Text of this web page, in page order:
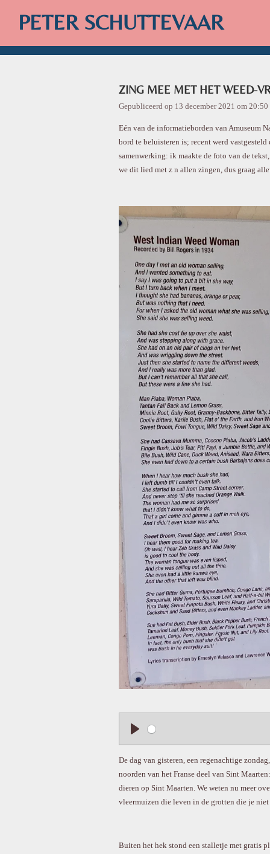
direct
de
PETER SCHUTTEVAAR
ZING MEE MET HET WEED-
Gepubliceerd op 13 december 2021 om 20:50
Eén van de informatieborden van Amuseum
bord te beluisteren is; recent werd
samenwerking: ik maakte de foto van de
we dit lied met z n allen zingen, dus graag
a
De dag van gisteren, een regenachtige
noorden van het Franse deel van Sint
dieren op Sint Maarten. We weten nu meer
vleermuizen die leven in de grotten die je
Buiten het hek stond een stalletje met gratis